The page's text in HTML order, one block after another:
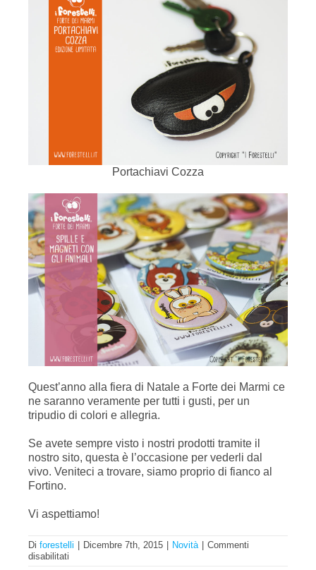
Portachiavi Cozza
Quest’anno alla fiera di Natale a Forte dei Marmi ce
ne saranno veramente per tutti i gusti, per un
tripudio di colori e allegria.
Se avete sempre visto i nostri prodotti tramite il
nostro sito, questa è l’occasione per vederli dal
vivo. Veniteci a trovare, siamo proprio di fianco al
Fortino.
Vi aspettiamo!
Di forestelli Dicembre 7th, 2015 Novità
Commenti
disabilitati